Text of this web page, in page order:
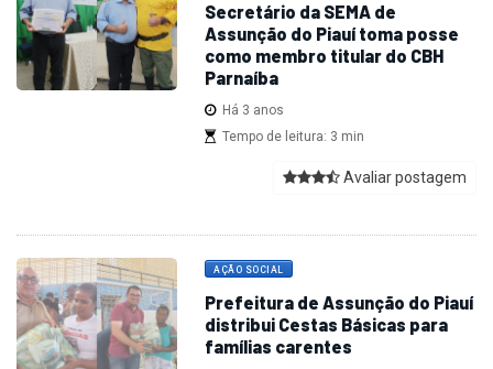
Secretário da SEMA de
Assunção do Piauí toma posse
como membro titular do CBH
Parnaíba
Há 3 anos
Tempo de leitura: 3 min
Avaliar postagem
AÇÃO SOCIAL
Prefeitura de Assunção do Piauí
distribui Cestas Básicas para
famílias carentes